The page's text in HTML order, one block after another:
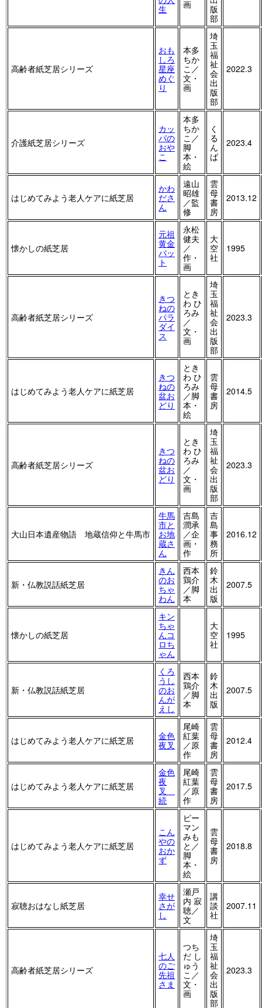
生
画
版
部
高齢者紙芝居シリーズ
おも
しろ
星座
めぐ
り
本多
ちか
こ／
文・
画
埼
玉
福
祉
会
出
版
部
2022.3
介護紙芝居シリーズ
カッ
パの
おや
こ
本多
ちか
こ／
脚
本・
絵
く
る
ん
ば
2023.4
はじめてみよう老人ケアに紙芝居
かわ
ださ
ん
遠山
昭雄
／監
修
雲
母
書
房
2013.12
懐かしの紙芝居
元祖
黄金
バッ
ト
永松
健夫
／
作・
画
大
空
社
1995
高齢者紙芝居シリーズ
きつ
ねの
パラ
ダイ
ス
とき
わ ひ
ろみ
／
文・
画
埼
玉
福
祉
会
出
版
部
2023.3
はじめてみよう老人ケアに紙芝居
きつ
ねの
盆お
どり
とき
わ ひ
ろみ
／脚
本・
絵
雲
母
書
房
2014.5
高齢者紙芝居シリーズ
きつ
ねの
盆お
どり
とき
わ ひ
ろみ
／
文・
画
埼
玉
福
祉
会
出
版
部
2023.3
大山日本遺産物語 地蔵信仰と牛馬市
牛馬
市と
お地
蔵さ
ん
吉島
潤承
／企
画・
作
吉
島
事
務
所
2016.12
新・仏教説話紙芝居
きん
のお
ちゃ
わん
西本
鶏介
／脚
本
鈴
木
出
版
2007.5
懐かしの紙芝居
キン
ちゃ
んコ
ロち
ゃん
大
空
社
1995
新・仏教説話紙芝居
くろ
うし
のお
んが
えし
西本
鶏介
／脚
本
鈴
木
出
版
2007.5
はじめてみよう老人ケアに紙芝居
金色
夜叉
尾崎
紅葉
／原
作
雲
母
書
房
2012.4
はじめてみよう老人ケアに紙芝居
金色
夜
叉
続
尾崎
紅葉
／原
作
雲
母
書
房
2017.5
はじめてみよう老人ケアに紙芝居
こん
やの
おか
ず
ピー
マン
みも
と／
脚
本・
絵
雲
母
書
房
2018.8
寂聴おはなし紙芝居
幸せ
さが
し
瀬戸
内 寂
聴／
文
講
談
社
2007.11
高齢者紙芝居シリーズ
七人
のご
先祖
さま
つち
だ し
ゅう
こ／
文・
画
埼
玉
福
祉
会
出
版
部
2023.3